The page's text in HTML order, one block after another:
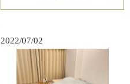
2022/07/02